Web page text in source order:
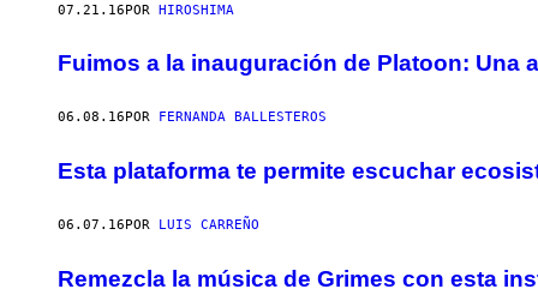
07.21.16POR HIROSHIMA
Fuimos a la inauguración de Platoon: Una
06.08.16 POR FERNANDA BALLESTEROS
Esta plataforma te permite escuchar
06.07.16POR LUIS CARREÑO
Remezcla la música de Grimes con esta